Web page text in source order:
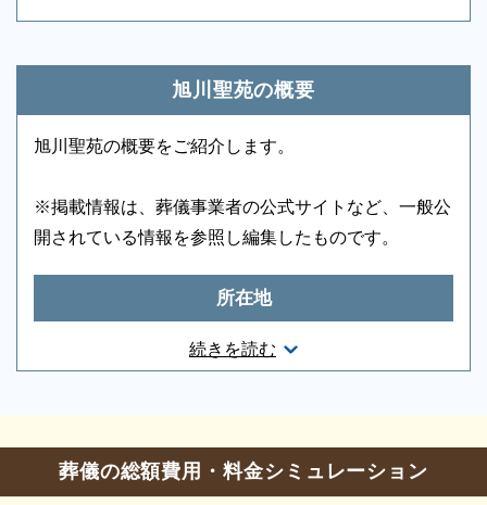
ロビー - エレベーター ○
エスカレーター - 車椅子貸出し -
・休場日は、1月1日及び2日並びに友引日
・葬儀専用施設のため葬儀事業者を通じてご
・故人の死亡時の住所または使用者の住所が
市内にある場合に市民料金を適用
旭川市民と異なりますのでご留意ください。
ご状況・ご希望などをお伺いしながら段取りを進めま
す。病院などから故人を移動する車両（寝台車）の手
案内をいたします。
霊柩車などの手配をはじめ、必要な葬具（祭壇、棺、
ドライアイス）などを、ご希望にあわせてご用意いた
続きを読む
旭川聖苑の概要
旭川聖苑の概要をご紹介します。
※掲載情報は、葬儀事業者の公式サイトなど、一般公
開されている情報を参照し編集したものです。
所在地
北海道旭川市東旭川町倉沼62-33
葬儀の相談 0120-24-1234
参列等のお問合せ 0166-39-7890
葬儀の総額費用・料金シミュレーション